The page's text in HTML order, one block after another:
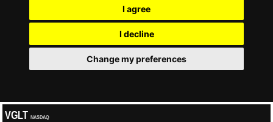
I agree
I decline
Change my preferences
VGLT NASDAQ